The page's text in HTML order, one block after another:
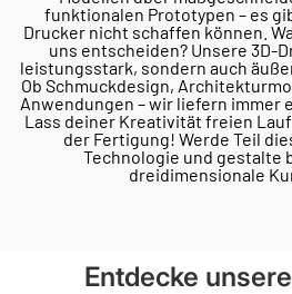
funktionalen Prototypen – es
Drucker nicht schaffen können.
uns entscheiden? Unsere 3D-
leistungsstark, sondern auch
Ob Schmuckdesign,
Anwendungen – wir liefern immer
Lass deiner Kreativität freien
der Fertigung! Werde Teil
Technologie und gestalte
dreidimensionale
Entdecke